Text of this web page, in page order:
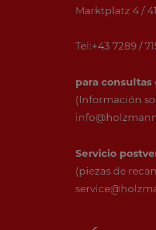
Marktplatz 4 /
Tel:+43 7289 /
para consultas
(Información
Servicio
(piezas de